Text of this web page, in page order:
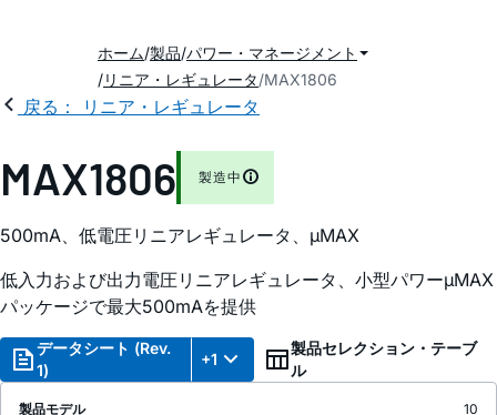
ホーム 製品 パワー・マネージメント
リニア・レギュレータ MAX1806
戻る： リニア・レギュレータ
MAX1806 製造中
500mA、低電圧リニアレギュレータ、µMAX
低入力および出力電圧リニアレギュレータ、小型パワーµMAX
パッケージで最大500mAを提供
データシート (Rev.
1)
+1
製品セレクション・テーブ
ル
製品モデル
10